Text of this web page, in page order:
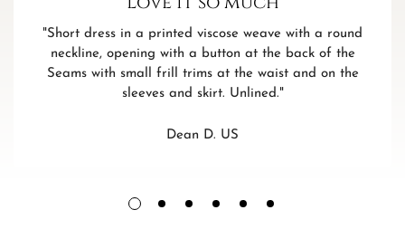
Spaß mit dieser einzigartigen Elefanten-Anstecknadel von
"Short dress in a printed viscose weave with a round
neckline, opening with a button at the back of the
Seams with small frill trims at the waist and on the
sleeves and skirt. Unlined."
Dean D. US